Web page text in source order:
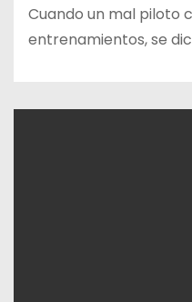
Cuando un mal piloto
entrenamientos, se